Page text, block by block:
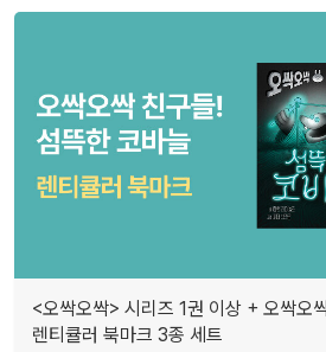
<오싹오싹> 시리즈 1권 이상 + 오싹오
렌티큘러 북마크 3종 세트